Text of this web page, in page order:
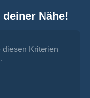
Nähe!
diesen Kriterien